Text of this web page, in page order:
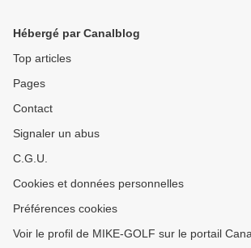
Hébergé par Canalblog
Top articles
Pages
Contact
Signaler un abus
C.G.U.
Cookies et données personnelles
Préférences cookies
Voir le profil de MIKE-GOLF sur le portail